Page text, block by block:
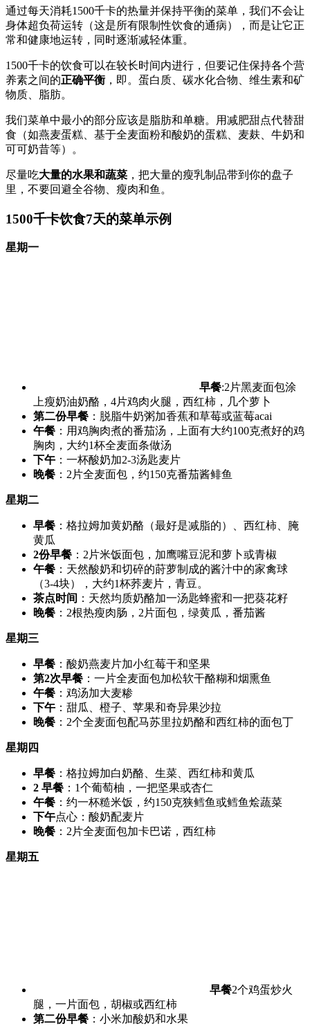
通过每天消耗1500千卡的热量并保持平衡的菜单，我们不会让
身体超负荷运转（这是所有限制性饮食的通病），而是让它正
常和健康地运转，同时逐渐减轻体重。
1500千卡的饮食可以在较长时间内进行，但要记住保持各个营
养素之间的正确平衡 ，即。蛋白质、碳水化合物、维生素和矿
物质、脂肪。
我们菜单中最小的部分应该是脂肪和单糖。用减肥甜点代替甜
食（如燕麦蛋糕、基于全麦面粉和酸奶的蛋糕、麦麸、牛奶和
可可奶昔等）。
尽量吃大量的水果和蔬菜 ，把大量的瘦乳制品带到你的盘子
里，不要回避全谷物、瘦肉和鱼。
1500千卡饮食7天的菜单示例
星期一
早餐:2片黑麦面包涂
上瘦奶油奶酪，4片鸡肉火腿，西红柿，几个萝卜
第二份早餐 ：脱脂牛奶粥加香蕉和草莓或蓝莓acai
午餐 ：用鸡胸肉煮的番茄汤，上面有大约100克煮好的鸡
胸肉，大约1杯全麦面条做汤
下午 ：一杯酸奶加2-3汤匙麦片
晚餐 ：2片全麦面包，约150克番茄酱鲱鱼
星期二
早餐 ：格拉姆加黄奶酪（最好是减脂的）、西红柿、腌
黄瓜
2份早餐 ：2片米饭面包，加鹰嘴豆泥和萝卜或青椒
午餐 ：天然酸奶和切碎的莳萝制成的酱汁中的家禽球
（3-4块），大约1杯荞麦片，青豆。
茶点时间 ：天然均质奶酪加一汤匙蜂蜜和一把葵花籽
晚餐 ：2根热瘦肉肠，2片面包，绿黄瓜，番茄酱
星期三
早餐 ：酸奶燕麦片加小红莓干和坚果
第2次早餐 ：一片全麦面包加松软干酪糊和烟熏鱼
午餐 ：鸡汤加大麦糁
下午 ：甜瓜、橙子、苹果和奇异果沙拉
晚餐 ：2个全麦面包配马苏里拉奶酪和西红柿的面包丁
星期四
早餐 ：格拉姆加白奶酪、生菜、西红柿和黄瓜
2 早餐 ：1个葡萄柚，一把坚果或杏仁
午餐 ：约一杯糙米饭，约150克狭鳕鱼或鳕鱼烩蔬菜
下午点心：酸奶配麦片
晚餐 ：2片全麦面包加卡巴诺，西红柿
星期五
早餐2个鸡蛋炒火
腿，一片面包，胡椒或西红柿
第二份早餐 ：小米加酸奶和水果